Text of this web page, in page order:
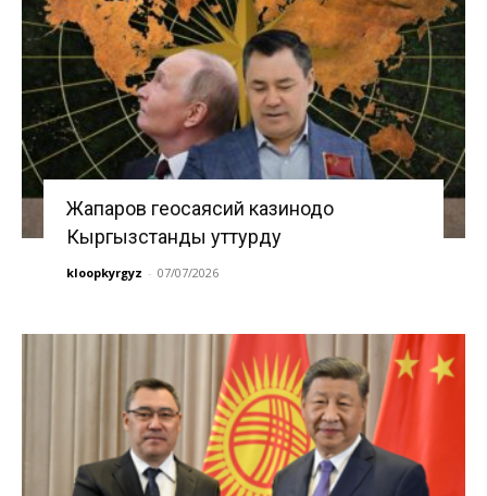
Жапаров геосаясий казинодо
Кыргызстанды уттурду
kloopkyrgyz - 07/07/2026